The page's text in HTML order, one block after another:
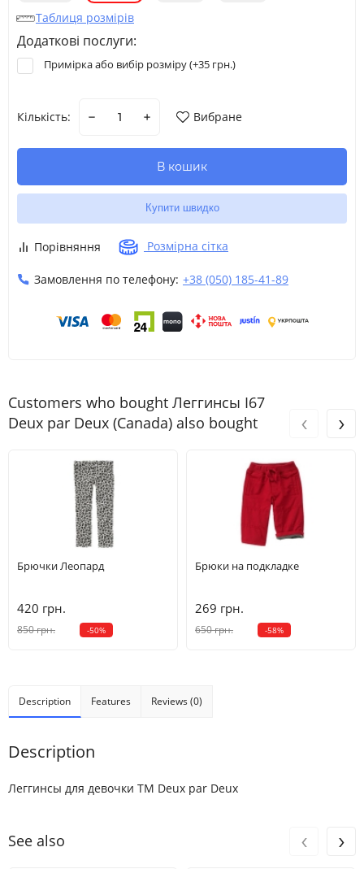
Таблиця розмірів
Додаткові послуги:
Примірка або вибір розміру (+35 грн.)
Кількість: Вибране
В кошик
Купити швидко
Порівняння Розмірна сітка
Замовлення по телефону: +38 (050) 185-41-89
Customers who bought Леггинсы I67
Deux par Deux (Canada) also bought
Брючки Леопард
420 грн.
850 грн. -50%
Брюки на подкладке
269 грн.
650 грн. -58%
‹ ›
Description Features Reviews (0)
Description
Леггинсы для девочки ТМ Deux par Deux
See also ‹ ›